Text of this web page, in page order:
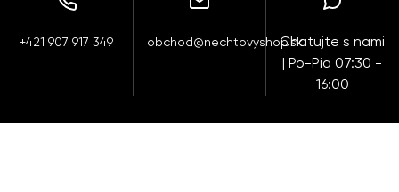
+421 907 917 349 obchod@nechtovyshop.skChatujte s nami
| Po-Pia 07:30 -
16:00